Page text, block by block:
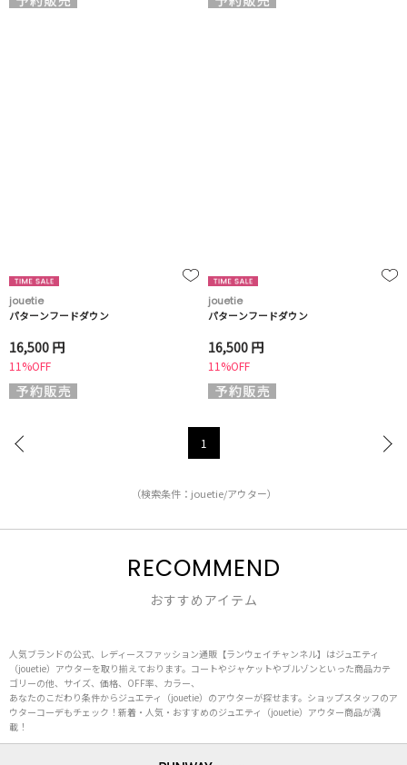
jouetie
パターンフードダウン
16,500 円
11%OFF
jouetie
パターンフードダウン
16,500 円
11%OFF
1
（検索条件：jouetie/アウター）
RECOMMEND
おすすめアイテム
人気ブランドの公式、レディースファッション通販【ランウェイチャンネル】はジュエティ
（jouetie）アウターを取り揃えております。コートやジャケットやブルゾンといった商品カテ
ゴリーの他、サイズ、価格、OFF率、カラー、
あなたのこだわり条件からジュエティ（jouetie）のアウターが探せます。ショップスタッフのア
ウターコーデもチェック！新着・人気・おすすめのジュエティ（jouetie）アウター商品が満
載！